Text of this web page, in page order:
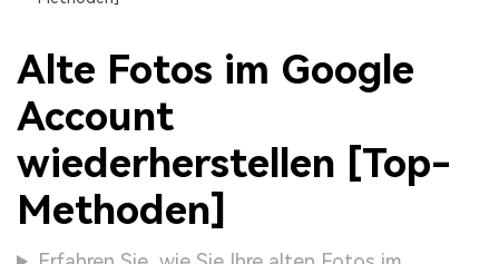
Alte Fotos im Google
Account
wiederherstellen [Top-
Methoden]